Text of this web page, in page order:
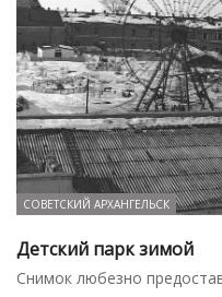
СОВЕТСКИЙ АРХАНГЕЛЬСК
Детский парк зимой
Снимок любезно